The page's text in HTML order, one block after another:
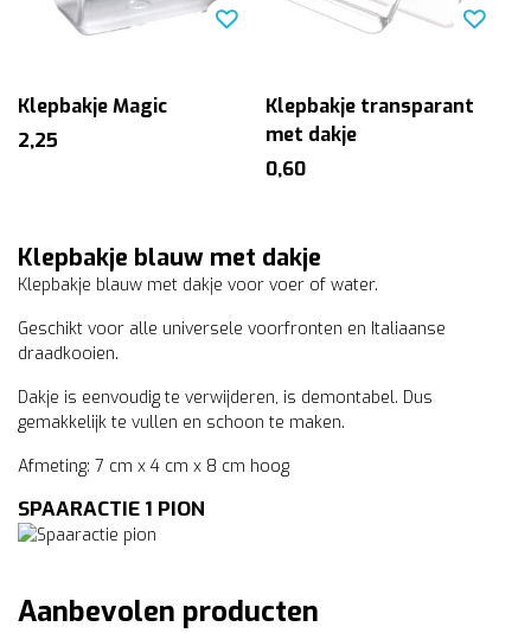
Klepbakje Magic
2,25
Klepbakje transparant
met dakje
0,60
Klepbakje blauw met dakje
Klepbakje blauw met dakje voor voer of water.
Geschikt voor alle universele voorfronten en Italiaanse
draadkooien.
Dakje is eenvoudig te verwijderen, is demontabel. Dus
gemakkelijk te vullen en schoon te maken.
Afmeting: 7 cm x 4 cm x 8 cm hoog
SPAARACTIE 1 PION
Aanbevolen producten